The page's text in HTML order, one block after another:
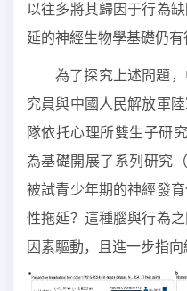
以往多將其歸因于行為
延的神經生物學基礎仍有
為了探究上述問題
究員與中國人民解放軍
隊依托心理所雙生子研
為基礎開展了系列研究
被試青少年期的神經發
性拖延？這種腦與行為
因素驅動，且進一步指向